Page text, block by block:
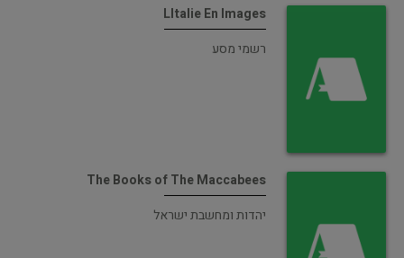
LItalie En Images
רשמי מסע
The Books of The Maccabees
יהדות ומחשבת ישראל